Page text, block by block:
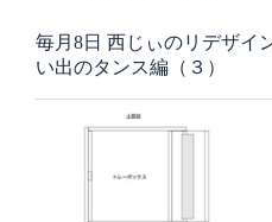
毎月8日 西じぃのリデザイ
い出のタンス編（３）